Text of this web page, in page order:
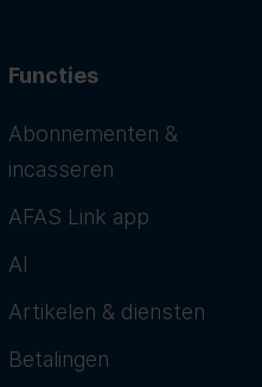
Functies
Abonnementen &
incasseren
AFAS Link app
AI
Artikelen & diensten
Betalingen